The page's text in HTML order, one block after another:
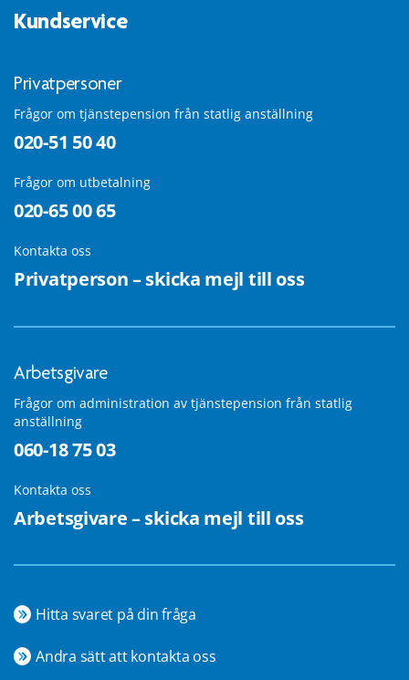
Kundservice
Privatpersoner
Frågor om tjänstepension från statlig anställning
020-51 50 40
Frågor om utbetalning
020-65 00 65
Kontakta oss
Privatperson – skicka mejl till oss
Arbetsgivare
Frågor om administration av tjänstepension från statlig
anställning
060-18 75 03
Kontakta oss
Arbetsgivare – skicka mejl till oss
Hitta svaret på din fråga
Andra sätt att kontakta oss